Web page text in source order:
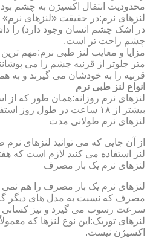
محدودیت انتقال اکسیژن به چشم
لنزهای نرم:در حقیقت «لنزهای
در اشک چشم انسان وجود دارد) را
چشم راحت تر است.
مزایا و معایب لنز طبی نرم:مهم
متر جلوتر از قرنیه چشم را می
قرنیه را به خودشان می گیرند و به
انواع لنز طبی نرم
لنزهای نرم روزانه:همان طور که از
بیشتر از ۱۸ ساعت در طول روز استفاده کنید.
لنزهای نرم طولانی مدت
از آن جایی که می توانید لنزهای
لنز استفاده می کنید لازم است که
لنزهای نرم یک بار مصرف
لنزهای نرم یک بار مصرف را هم نمی
مصرف که نسبت به مدل های دیگر
سرعت رسوب می گیرد و نیز کسانی
لنزهای توریک:این نوع لنزها که
اکسیژن نیست.